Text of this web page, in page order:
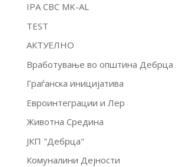
IPA CBC MK-AL
TEST
АКТУЕЛНО
Вработување во општина Дебрца
Граѓанска иницијатива
Евроинтеграции и Лер
Животна Средина
ЈКП "Дебрца"
Комуналини Дејности